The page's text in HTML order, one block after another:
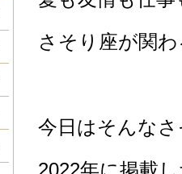
さそり座が関
今日はそんな
2022年に掲載